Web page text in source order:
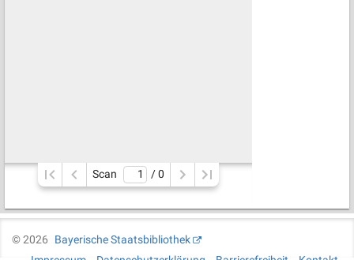
Scan / 0
©2026
Bayerische Staatsbibliothek